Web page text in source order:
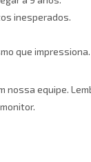
inesperados.
que impressiona.
nossa equipe.